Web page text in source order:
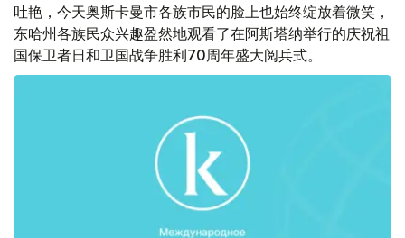
吐艳，今天奥斯卡曼市各族市民的脸上也始终绽放着微笑，
东哈州各族民众兴趣盈然地观看了在阿斯塔纳举行的庆祝祖
国保卫者日和卫国战争胜利70周年盛大阅兵式。